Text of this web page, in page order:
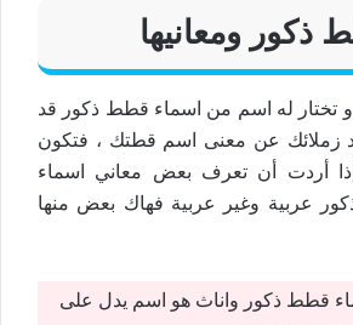
ذكور ومعانيها
و تختار له اسم من اسماء قطط ذكور قد
زملائك عن معنى اسم قطتك ، فتكون
فإذا أردت أن تعرف بعض معاني اسماء
عربية وغير عربية فهاك بعض منها
قطط ذكور واناث هو اسم يدل على